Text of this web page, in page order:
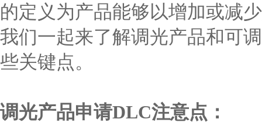
的定义为产品能够以增加或减
我们一起来了解调光产品和可
些关键点。
调光产品申请DLC注意点：